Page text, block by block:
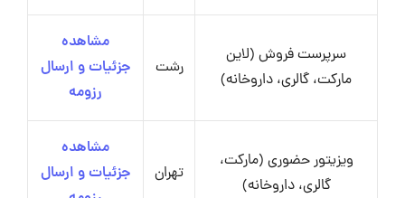
سرپرست فروش (لاین
مارکت، گالری، داروخانه)
رشت
مشاهده
جزئیات و ارسال
رزومه
ویزیتور حضوری (مارکت،
گالری، داروخانه)
تهران
مشاهده
جزئیات و ارسال